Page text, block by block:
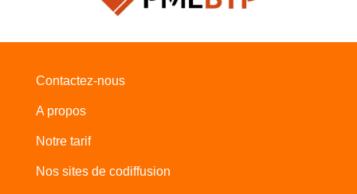
Contactez-nous
A propos
Notre tarif
Nos sites de codiffusion